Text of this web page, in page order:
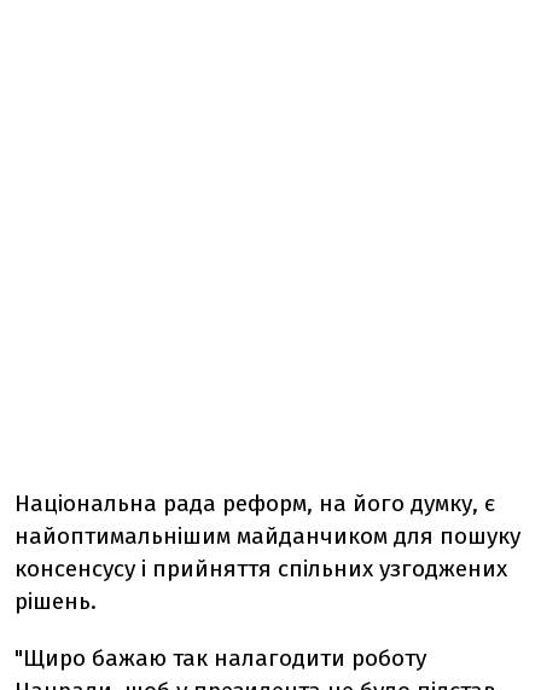
Національна рада реформ, на його думку, є
найоптимальнішим майданчиком для пошуку
консенсусу і прийняття спільних узгоджених
рішень.
"Щиро бажаю так налагодити роботу